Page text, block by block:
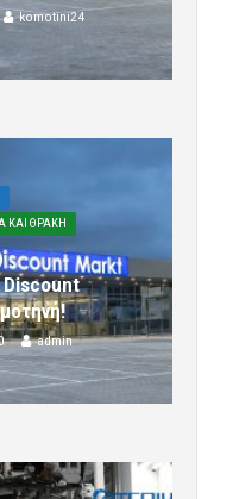
komotini24
ΚΑΙ ΘΡΑΚΗ
admin